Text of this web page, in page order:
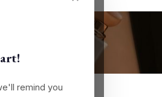
remind you